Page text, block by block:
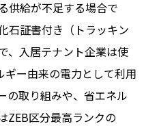
供給が不足する場合で
石証書付き（トラッキン
、入居テナント企業は使
ー由来の電力として利用
の取り組みや、省エネル
ZEB区分最高ランクの